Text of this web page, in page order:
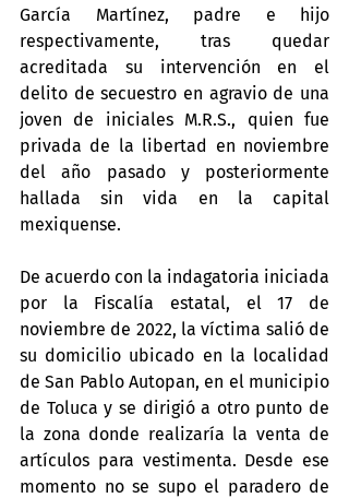
García Martínez, padre e hijo
respectivamente, tras quedar
acreditada su intervención en el
delito de secuestro en agravio de una
joven de iniciales M.R.S., quien fue
privada de la libertad en noviembre
del año pasado y posteriormente
hallada sin vida en la capital
mexiquense.
De acuerdo con la indagatoria iniciada
por la Fiscalía estatal, el 17 de
noviembre de 2022, la víctima salió de
su domicilio ubicado en la localidad
de San Pablo Autopan, en el municipio
de Toluca y se dirigió a otro punto de
la zona donde realizaría la venta de
artículos para vestimenta. Desde ese
momento no se supo el paradero de